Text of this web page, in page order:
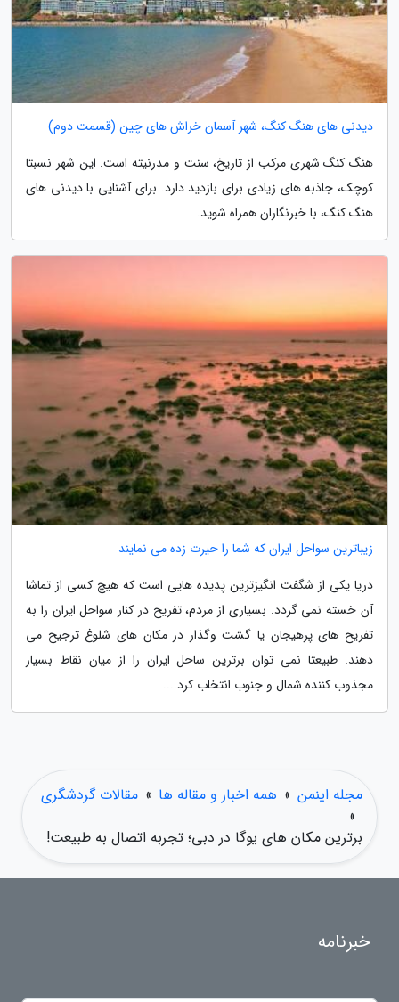
دیدنی های هنگ کنگ، شهر آسمان خراش های چین (قسمت دوم)
هنگ کنگ شهری مرکب از تاریخ، سنت و مدرنیته است. این شهر نسبتا
کوچک، جاذبه های زیادی برای بازدید دارد. برای آشنایی با دیدنی های
هنگ کنگ، با خبرنگاران همراه شوید.
زیباترین سواحل ایران که شما را حیرت زده می نمایند
دریا یکی از شگفت انگیزترین پدیده هایی است که هیچ کسی از تماشا
آن خسته نمی گردد. بسیاری از مردم، تفریح در کنار سواحل ایران را به
تفریح های پرهیجان یا گشت وگذار در مکان های شلوغ ترجیح می
دهند. طبیعتا نمی توان برترین ساحل ایران را از میان نقاط بسیار
مجذوب کننده شمال و جنوب انتخاب کرد....
مجله اینمن » همه اخبار و مقاله ها » مقالات گردشگری
»
برترین مکان های یوگا در دبی؛ تجربه اتصال به طبیعت!
خبرنامه